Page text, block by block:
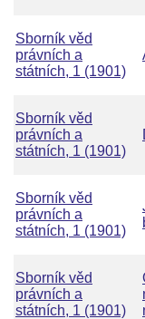
Sborník věd
právních a
státních, 1 (1901)
Sborník věd
právních a
státních, 1 (1901)
Sborník věd
právních a
státních, 1 (1901)
Sborník věd
právních a
státních, 1 (1901)